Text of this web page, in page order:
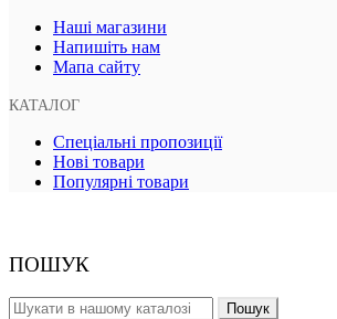
Наші магазини
Напишіть нам
Мапа сайту
КАТАЛОГ
Спеціальні пропозиції
Нові товари
Популярні товари
ПОШУК
Пошук